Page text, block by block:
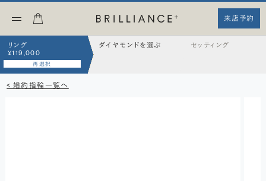
来店予約
リング
¥119,000
再選択
ダイヤモンドを選ぶ セッティング
< 婚約指輪一覧へ